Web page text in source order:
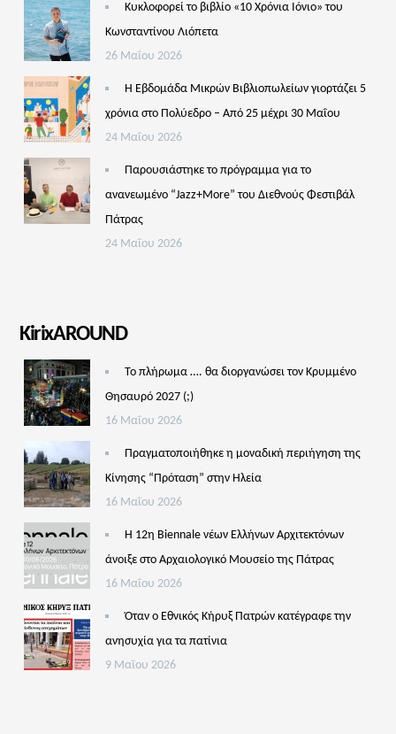
Κυκλοφορεί το βιβλίο «10 Χρόνια Ιόνιο» του
Κωνσταντίνου Λιόπετα
26 Μαΐου 2026
Η Εβδομάδα Μικρών Βιβλιοπωλείων γιορτάζει 5
χρόνια στο Πολύεδρο – Από 25 μέχρι 30 Μαΐου
24 Μαΐου 2026
Παρουσιάστηκε το πρόγραμμα για το
ανανεωμένο “Jazz+More” του Διεθνούς Φεστιβάλ
Πάτρας
24 Μαΐου 2026
KirixAROUND
Το πλήρωμα …. θα διοργανώσει τον Κρυμμένο
Θησαυρό 2027 (;)
16 Μαΐου 2026
Πραγματοποιήθηκε η μοναδική περιήγηση της
Κίνησης “Πρόταση” στην Ηλεία
16 Μαΐου 2026
Η 12η Biennale νέων Ελλήνων Αρχιτεκτόνων
άνοιξε στο Αρχαιολογικό Μουσείο της Πάτρας
16 Μαΐου 2026
Όταν ο Εθνικός Κήρυξ Πατρών κατέγραφε την
ανησυχία για τα πατίνια
9 Μαΐου 2026